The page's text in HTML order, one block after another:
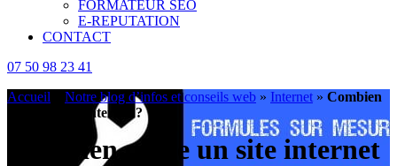
FORMATEUR SEO
E-REPUTATION
CONTACT
07 50 98 23 41
Accueil
Notre blog d’infos et conseils web » Internet » Combien
coute un site internet ?
Combien coute un site internet